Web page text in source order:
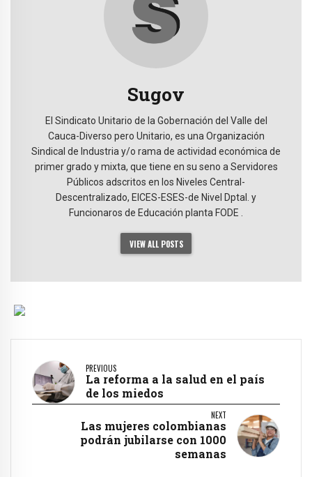
Sugov
El Sindicato Unitario de la Gobernación del Valle del
Cauca-Diverso pero Unitario, es una Organización
Sindical de Industria y/o rama de actividad económica de
primer grado y mixta, que tiene en su seno a Servidores
Públicos adscritos en los Niveles Central-
Descentralizado, EICES-ESES-de Nivel Dptal. y
Funcionaros de Educación planta FODE .
VIEW ALL POSTS
PREVIOUS
La reforma a la salud en el país
de los miedos
NEXT
Las mujeres colombianas
podrán jubilarse con 1000
semanas